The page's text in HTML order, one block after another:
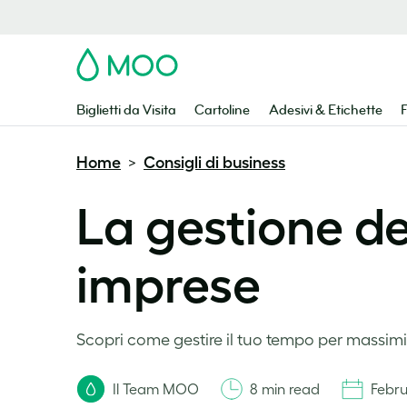
MOO
Biglietti da Visita Cartoline Adesivi & Etichette
Home > Consigli di business
La gestione
imprese
Scopri come gestire il tuo tempo per
Il Team MOO 8 min read